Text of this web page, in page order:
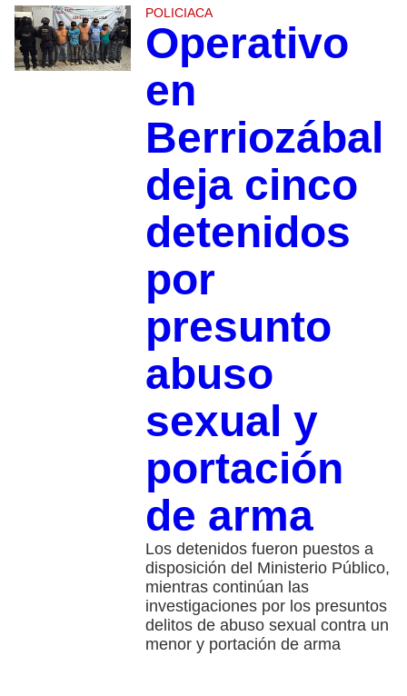
POLICIACA
Operativo
en
Berriozábal
deja cinco
detenidos
por
presunto
abuso
sexual y
portación
de arma
Los detenidos fueron puestos a
disposición del Ministerio Público,
mientras continúan las
investigaciones por los presuntos
delitos de abuso sexual contra un
menor y portación de arma